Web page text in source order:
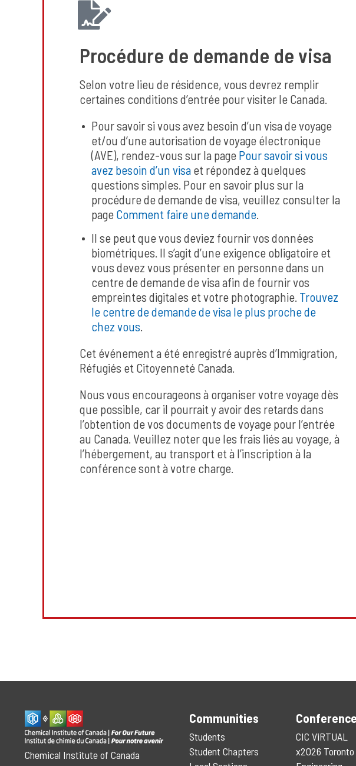
Procédure de demande de visa
Selon votre lieu de résidence, vous devrez remplir
certaines conditions d’entrée pour visiter le Canada.
Pour savoir si vous avez besoin d’un visa de voyage
et/ou d’une autorisation de voyage électronique
(AVE), rendez-vous sur la page Pour savoir si vous
avez besoin d’un visa et répondez à quelques
questions simples. Pour en savoir plus sur la
procédure de demande de visa, veuillez consulter la
page Comment faire une demande.
Il se peut que vous deviez fournir vos données
biométriques. Il s’agit d’une exigence obligatoire et
vous devez vous présenter en personne dans un
centre de demande de visa afin de fournir vos
empreintes digitales et votre photographie. Trouvez
le centre de demande de visa le plus proche de
chez vous.
Cet événement a été enregistré auprès d’Immigration,
Réfugiés et Citoyenneté Canada.
Nous vous encourageons à organiser votre voyage dès
que possible, car il pourrait y avoir des retards dans
l’obtention de vos documents de voyage pour l’entrée
au Canada. Veuillez noter que les frais liés au voyage, à
l’hébergement, au transport et à l’inscription à la
conférence sont à votre charge.
Chemical Institute of Canada
Communities
Students
Student Chapters
CIC ViRTUAL
x2026 Toronto